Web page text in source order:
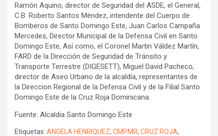
Ramón Aquino, director de Seguridad del ASDE, el General,
C.B. Roberto Santos Méndez, intendente del Cuerpo de
Bomberos de Santo Domingo Este, Juan Carlos Campaña
Mercedes, Director Municipal de la Defensa Civil en Santo
Domingo Este, Así como, el Coronel Martin Váldez Martín,
FARD de la Dirección de Seguridad de Tránsito y
Transporte Terrestre (DIGESETT), Miguel David Pacheco,
director de Aseo Urbano de la alcaldía, representantes de
la Direccion Regional de la Defensa Civil y de la Filial Santo
Domingo Este de la Cruz Roja Dominicana.
Fuente: Alcaldia Santo Domingo Este
Etiquetas: ANGELA HENRIQUEZ, CMPMR, CRUZ ROJA,